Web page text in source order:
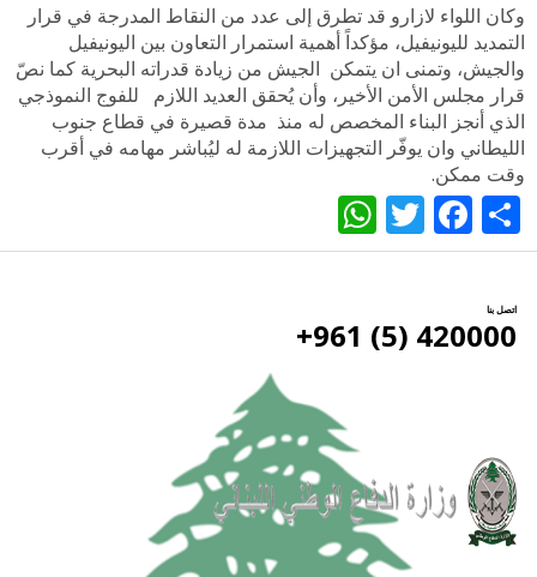
وكان اللواء لازارو قد تطرق إلى عدد من النقاط المدرجة في قرار
التمديد لليونيفيل، مؤكداً أهمية استمرار التعاون بين اليونيفيل
والجيش، وتمنى ان يتمكن الجيش من زيادة قدراته البحرية كما نصّ
قرار مجلس الأمن الأخير، وأن يُحقق العديد اللازم للفوج النموذجي
الذي أنجز البناء المخصص له منذ مدة قصيرة في قطاع جنوب
الليطاني وان يوفّر التجهيزات اللازمة له ليُباشر مهامه في أقرب
وقت ممكن.
Share
Facebook
Twitter
اتصل بنا
420000 (5) 961+